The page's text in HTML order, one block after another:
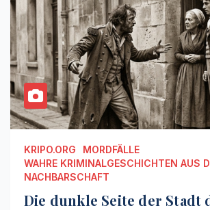
KRIPO.ORG
MORDFÄLLE
WAHRE KRIMINALGESCHICHTEN AUS
NACHBARSCHAFT
Die dunkle Seite der Stadt